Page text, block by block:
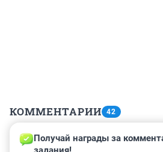
КОММЕНТАРИИ 42
Гость
23 августа 2024, 16:11
Получай награды за